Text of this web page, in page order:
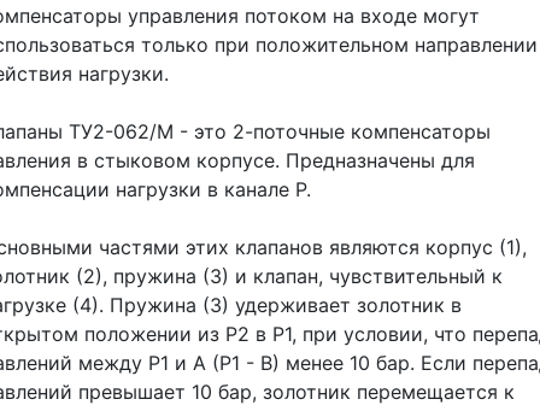
управления потоком на входе могут
только при положительном направлении
нагрузки.
ТУ2-062/М - это 2-поточные компенсаторы
в стыковом корпусе. Предназначены для
нагрузки в канале Р.
частями этих клапанов являются корпус (1),
(2), пружина (3) и клапан, чувствительный к
(4). Пружина (3) удерживает золотник в
положении из Р2 в Р1, при условии, что
между Р1 и А (Р1 - В) менее 10 бар. Если
превышает 10 бар, золотник перемещается к